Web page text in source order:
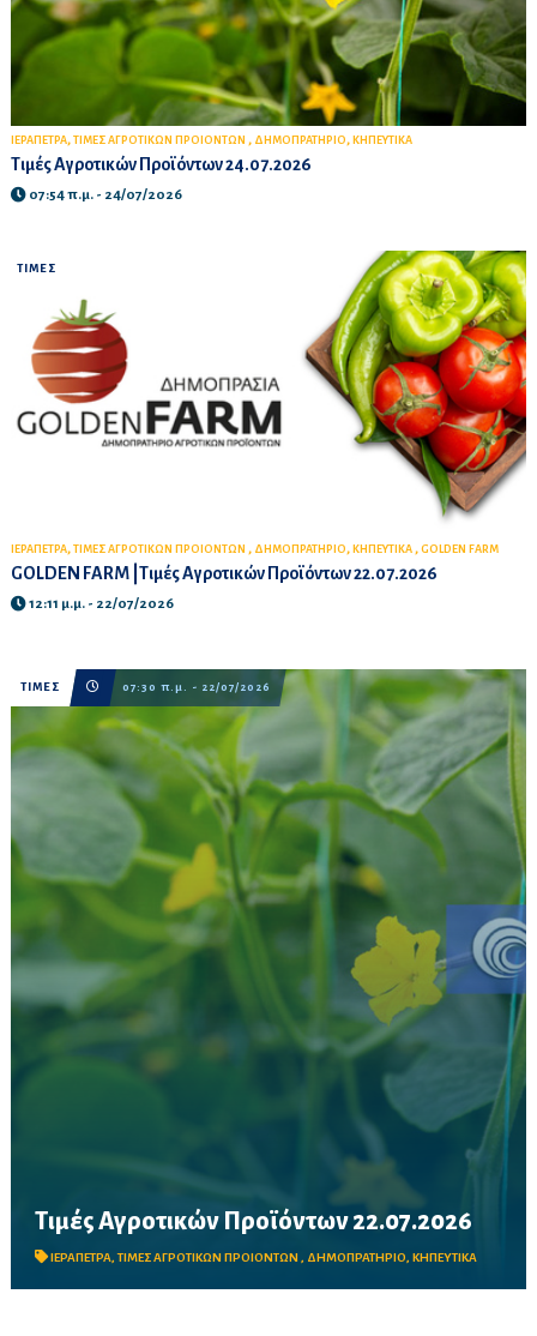
ΙΕΡΑΠΕΤΡΑ, ΤΙΜΕΣ ΑΓΡΟΤΙΚΩΝ ΠΡΟΙΟΝΤΩΝ , ΔΗΜΟΠΡΑΤΗΡΙΟ, ΚΗΠΕΥΤΙΚΑ
Τιμές Αγροτικών Προϊόντων 24.07.2026
07:54 π.μ. - 24/07/2026
ΤΙΜΕΣ
ΙΕΡΑΠΕΤΡΑ, ΤΙΜΕΣ ΑΓΡΟΤΙΚΩΝ ΠΡΟΙΟΝΤΩΝ , ΔΗΜΟΠΡΑΤΗΡΙΟ, ΚΗΠΕΥΤΙΚΑ , GOLDEN FARM
GOLDEN FARM |Τιμές Αγροτικών Προϊόντων 22.07.2026
12:11 μ.μ. - 22/07/2026
ΤΙΜΕΣ 07:30 π.μ. - 22/07/2026
Τιμές Αγροτικών Προϊόντων 22.07.2026
ΙΕΡΑΠΕΤΡΑ,ΤΙΜΕΣ ΑΓΡΟΤΙΚΩΝ ΠΡΟΙΟΝΤΩΝ , ΔΗΜΟΠΡΑΤΗΡΙΟ, ΚΗΠΕΥΤΙΚΑ
Δείτε τις σημερινές τιμές του δημοπρατηρίου